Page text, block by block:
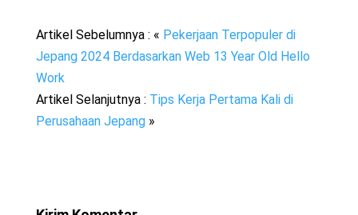
Artikel Sebelumnya : « Pekerjaan Terpopuler di
Jepang 2024 Berdasarkan Web 13 Year Old Hello
Work
Artikel Selanjutnya : Tips Kerja Pertama Kali di
Perusahaan Jepang»